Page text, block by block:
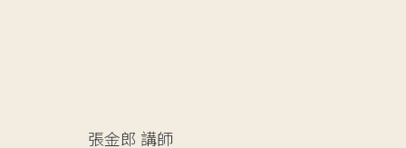
張金郎 講師